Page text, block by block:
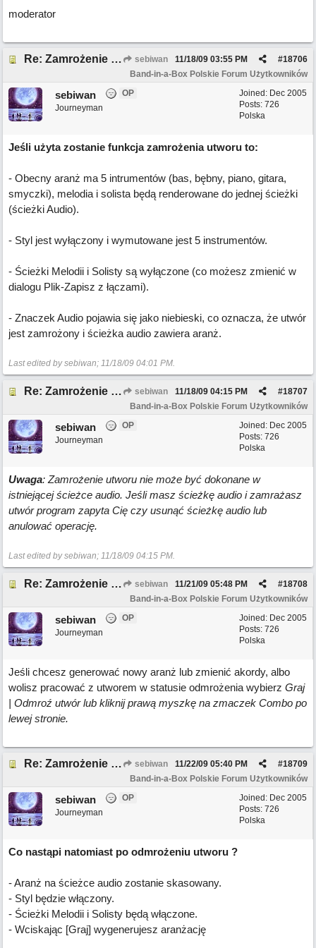
moderator
Re: Zamrożenie Utworu /Odmrożenie Utworu sebiwan #18706
11/18/09 03:55 PM
Band-in-a-Box Polskie Forum Użytkowników
Joined: Dec 2005
Posts: 726
Polska
sebiwan
OP
Journeyman
Jeśli użyta zostanie funkcja zamrożenia utworu to:
- Obecny aranż ma 5 intrumentów (bas, bębny, piano, gitara,
smyczki), melodia i solista będą renderowane do jednej ścieżki
(ścieżki Audio).
- Styl jest wyłączony i wymutowane jest 5 instrumentów.
- Ścieżki Melodii i Solisty są wyłączone (co możesz zmienić w
dialogu Plik-Zapisz z łączami).
- Znaczek Audio pojawia się jako niebieski, co oznacza, że utwór
jest zamrożony i ścieżka audio zawiera aranż.
Last edited by sebiwan; 11/18/09 04:01 PM.
Re: Zamrożenie Utworu /Odmrożenie Utworu sebiwan #18707
11/18/09 04:15 PM
Band-in-a-Box Polskie Forum Użytkowników
Joined: Dec 2005
Posts: 726
Polska
sebiwan
OP
Journeyman
Uwaga: Zamrożenie utworu nie może być dokonane w
istniejącej ścieżce audio. Jeśli masz ścieżkę audio i zamrażasz
utwór program zapyta Cię czy usunąć ścieżkę audio lub
anulować operację.
Last edited by sebiwan; 11/18/09 04:15 PM.
Re: Zamrożenie Utworu /Odmrożenie Utworu sebiwan #18708
11/21/09 05:48 PM
Band-in-a-Box Polskie Forum Użytkowników
Joined: Dec 2005
Posts: 726
Polska
sebiwan
OP
Journeyman
Jeśli chcesz generować nowy aranż lub zmienić akordy, albo
wolisz pracować z utworem w statusie odmrożenia wybierz Graj
| Odmroź utwór lub kliknij prawą myszkę na zmaczek Combo po
lewej stronie.
Re: Zamrożenie Utworu /Odmrożenie Utworu sebiwan #18709
11/22/09 05:40 PM
Band-in-a-Box Polskie Forum Użytkowników
Joined: Dec 2005
Posts: 726
Polska
sebiwan
OP
Journeyman
Co nastąpi natomiast po odmrożeniu utworu ?
- Aranż na ścieżce audio zostanie skasowany.
- Styl będzie włączony.
- Ścieżki Melodii i Solisty będą włączone.
- Wciskając [Graj] wygenerujesz aranżację